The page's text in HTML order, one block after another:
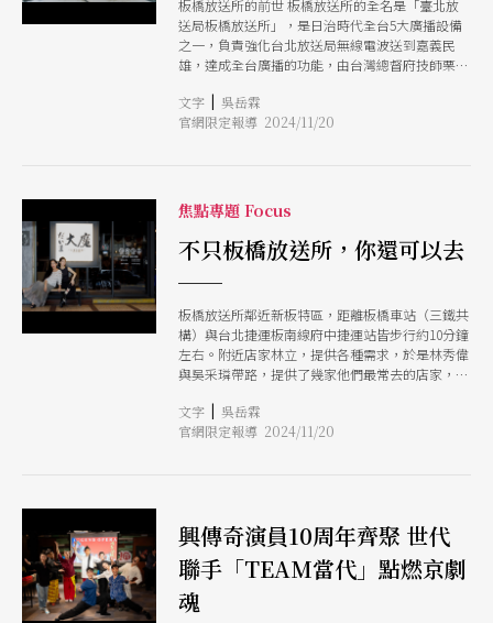
板橋放送所的前世 板橋放送所的全名是「臺北放
送局板橋放送所」，是日治時代全台5大廣播設備
之一，負責強化台北放送局無線電波送到嘉義民
雄，達成全台廣播的功能，由台灣總督府技師栗山
面設計強調水平線條與幾何形式，結構採當時最為
先進的鋼骨、鋼筋混凝土構築而成。尤其在一樓放
是台灣廣播史的重要場域，同時有建築史價值。
1945年，日本在第二次世界大戰宣告投降，中華民
國政府接管台灣、澎湖等地，板橋放送所維持其功
能，成為中國廣播公司的中廣板橋發射站。直到
2014年產權移交給交通部，交通部觀光局原計畫改
於2015年指定為新北市市定古蹟。隨後於2017年完
成調查研究，2018年規劃設計完成，2019年先行施
作戶外景觀工程，開放民眾使用戶外園區。 經
2021年2月公告促參（編按：意為促進民間參與公
共建設，由公機關徵選民間單位提案），由「財團
法人新北市當代傳奇文化藝術基金會」獲選入駐運
營，跨域打造結合科技與表演藝術之元宇宙「傳奇
為現今的樣貌。
文字 | 吳岳霖
官網限定報導 2024/11/20
焦點專題 Focus
不只板橋放送所，你還可以去
──
板橋放送所鄰近新板特區，距離板橋車站（三鐵共
構）與台北捷運板南線府中捷運站皆步行約10分鐘
左右。附近店家林立，提供各種需求，於是林秀偉
與吳采璘帶路，提供了幾家他們最常去的店家，期
她們同行。 1、大魔大滿足鍋物板橋旗艦店 （新北
市板橋區實踐路30號） 演員與舞者們在排練過程
文字 | 吳岳霖
官網限定報導 2024/11/20
興傳奇演員10周年齊聚 世代
聯手「TEAM當代」點燃京劇
魂